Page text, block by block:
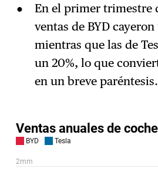
En el primer trimestre
ventas de BYD cayeron
mientras que las de
un 20%, lo que
en un breve paréntesis.